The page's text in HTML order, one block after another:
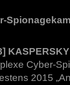
Cyber-
2015